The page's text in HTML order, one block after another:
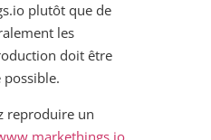
plutôt que de
les
doit être
reproduire un
,